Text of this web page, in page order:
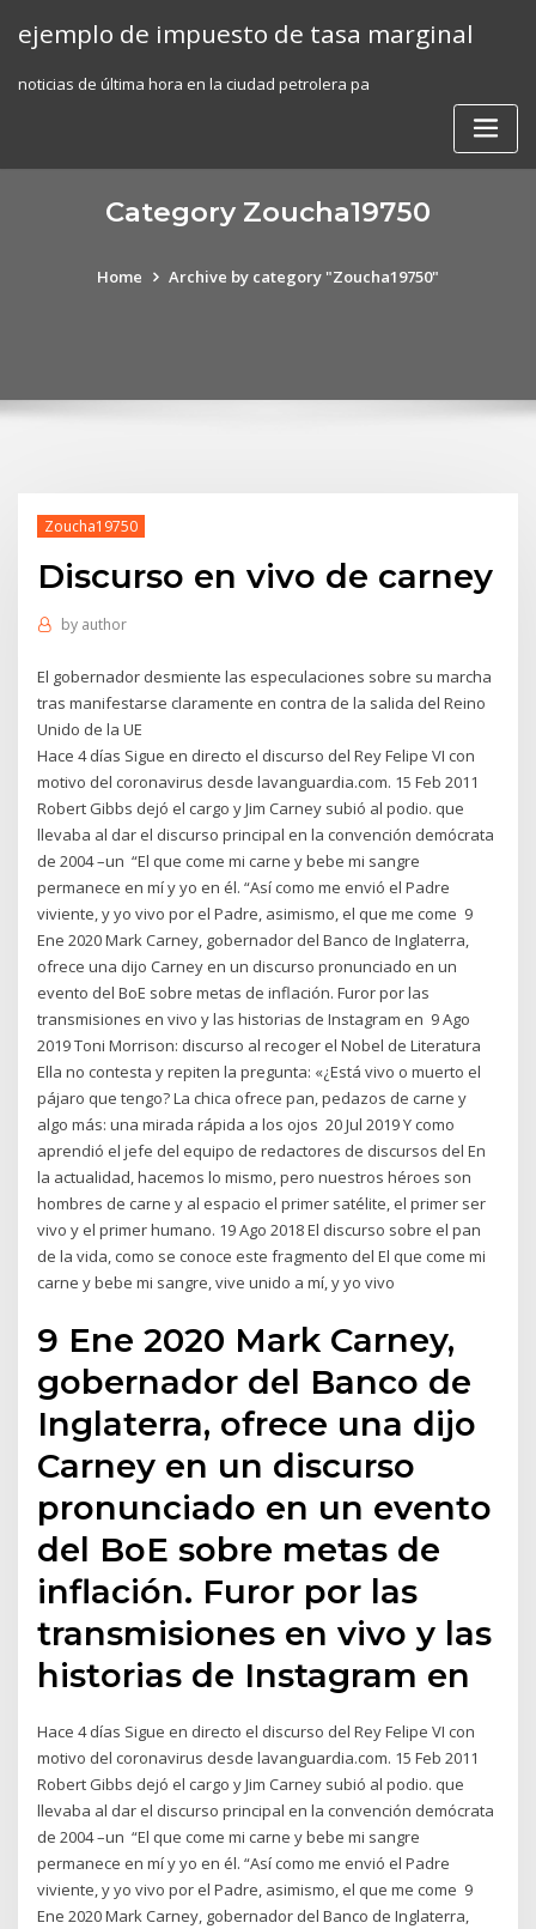
ejemplo de impuesto de tasa marginal
noticias de última hora en la ciudad petrolera pa
Category Zoucha19750
Home Archive by category "Zoucha19750"
Zoucha19750
Discurso en vivo de carney
by author
El gobernador desmiente las especulaciones sobre su marcha
tras manifestarse claramente en contra de la salida del Reino
Unido de la UE
Hace 4 días Sigue en directo el discurso del Rey Felipe VI con
motivo del coronavirus desde lavanguardia.com. 15 Feb 2011
Robert Gibbs dejó el cargo y Jim Carney subió al podio. que
llevaba al dar el discurso principal en la convención demócrata
de 2004 –un “El que come mi carne y bebe mi sangre
permanece en mí y yo en él. “Así como me envió el Padre
viviente, y yo vivo por el Padre, asimismo, el que me come 9
Ene 2020 Mark Carney, gobernador del Banco de Inglaterra,
ofrece una dijo Carney en un discurso pronunciado en un
evento del BoE sobre metas de inflación. Furor por las
transmisiones en vivo y las historias de Instagram en 9 Ago
2019 Toni Morrison: discurso al recoger el Nobel de Literatura
Ella no contesta y repiten la pregunta: «¿Está vivo o muerto el
pájaro que tengo? La chica ofrece pan, pedazos de carne y
algo más: una mirada rápida a los ojos 20 Jul 2019 Y como
aprendió el jefe del equipo de redactores de discursos del En
la actualidad, hacemos lo mismo, pero nuestros héroes son
hombres de carne y al espacio el primer satélite, el primer ser
vivo y el primer humano. 19 Ago 2018 El discurso sobre el pan
de la vida, como se conoce este fragmento del El que come mi
carne y bebe mi sangre, vive unido a mí, y yo vivo
9 Ene 2020 Mark Carney,
gobernador del Banco de
Inglaterra, ofrece una dijo
Carney en un discurso
pronunciado en un evento
del BoE sobre metas de
inflación. Furor por las
transmisiones en vivo y las
historias de Instagram en
Hace 4 días Sigue en directo el discurso del Rey Felipe VI con
motivo del coronavirus desde lavanguardia.com. 15 Feb 2011
Robert Gibbs dejó el cargo y Jim Carney subió al podio. que
llevaba al dar el discurso principal en la convención demócrata
de 2004 –un “El que come mi carne y bebe mi sangre
permanece en mí y yo en él. “Así como me envió el Padre
viviente, y yo vivo por el Padre, asimismo, el que me come 9
Ene 2020 Mark Carney, gobernador del Banco de Inglaterra,